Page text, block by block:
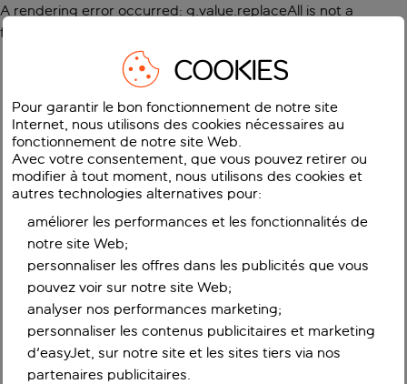
A rendering error occurred: g.value.replaceAll is not a
function
COOKIES
Pour garantir le bon fonctionnement de notre site
Internet, nous utilisons des cookies nécessaires au
fonctionnement de notre site Web.
Avec votre consentement, que vous pouvez retirer ou
modifier à tout moment, nous utilisons des cookies et
autres technologies alternatives pour:
améliorer les performances et les fonctionnalités de
notre site Web;
personnaliser les offres dans les publicités que vous
pouvez voir sur notre site Web;
analyser nos performances marketing;
personnaliser les contenus publicitaires et marketing
d'easyJet, sur notre site et les sites tiers via nos
partenaires publicitaires.